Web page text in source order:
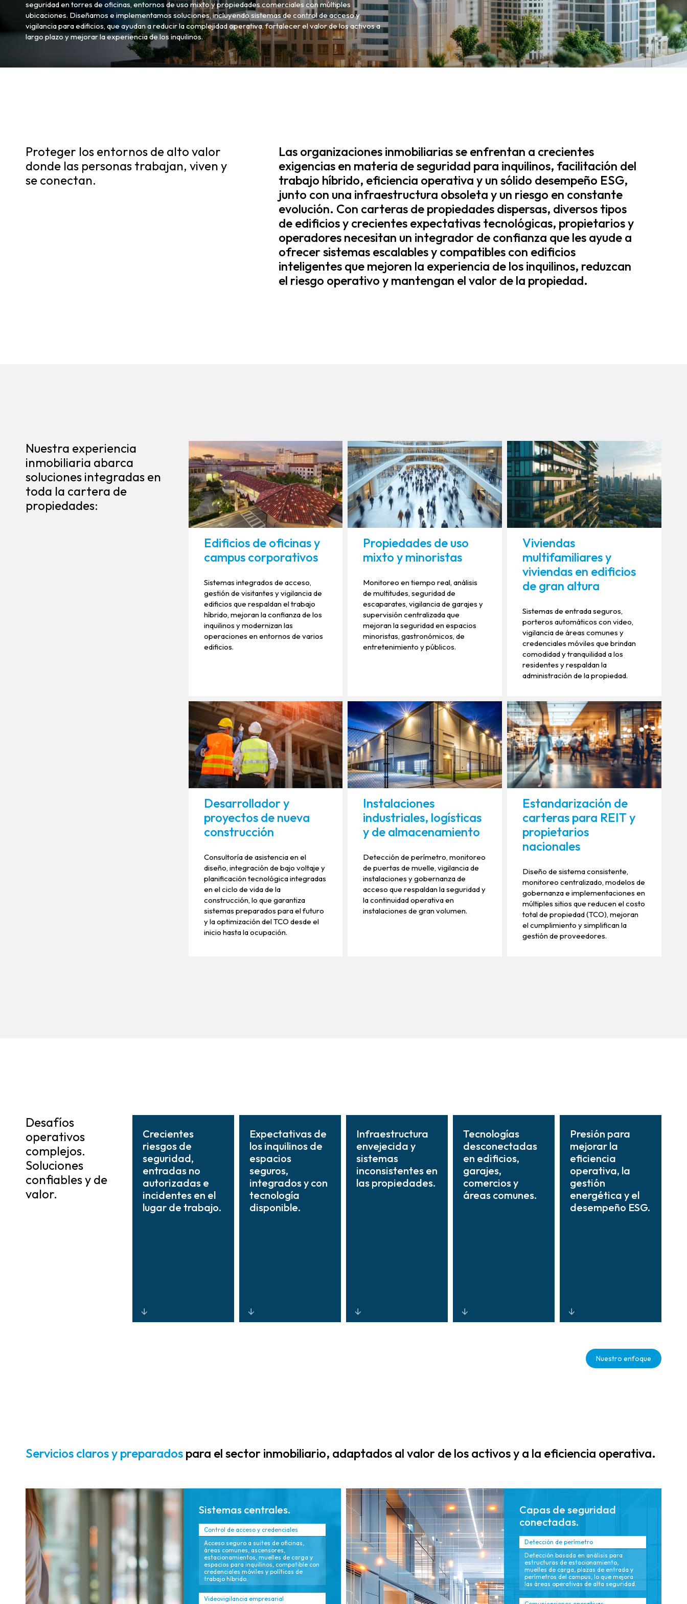
seguridad en torres de oficinas, entornos de uso mixto y propiedades comerciales con múltiples
ubicaciones. Diseñamos e implementamos soluciones, incluyendo sistemas de control de acceso y
vigilancia para edificios, que ayudan a reducir la complejidad operativa, fortalecer el valor de los activos a
largo plazo y mejorar la experiencia de los inquilinos.
Proteger los entornos de alto valor
donde las personas trabajan, viven y
se conectan.
Las organizaciones inmobiliarias se enfrentan a crecientes
exigencias en materia de seguridad para inquilinos, facilitación del
trabajo híbrido, eficiencia operativa y un sólido desempeño ESG,
junto con una infraestructura obsoleta y un riesgo en constante
evolución. Con carteras de propiedades dispersas, diversos tipos
de edificios y crecientes expectativas tecnológicas, propietarios y
operadores necesitan un integrador de confianza que les ayude a
ofrecer sistemas escalables y compatibles con edificios
inteligentes que mejoren la experiencia de los inquilinos, reduzcan
el riesgo operativo y mantengan el valor de la propiedad.
Nuestra experiencia
inmobiliaria abarca
soluciones integradas en
toda la cartera de
propiedades:
Edificios de oficinas y
campus corporativos
Sistemas integrados de acceso,
gestión de visitantes y vigilancia de
edificios que respaldan el trabajo
híbrido, mejoran la confianza de los
inquilinos y modernizan las
operaciones en entornos de varios
edificios.
Propiedades de uso
mixto y minoristas
Monitoreo en tiempo real, análisis
de multitudes, seguridad de
escaparates, vigilancia de garajes y
supervisión centralizada que
mejoran la seguridad en espacios
minoristas, gastronómicos, de
entretenimiento y públicos.
Viviendas
multifamiliares y
viviendas en edificios
de gran altura
Sistemas de entrada seguros,
porteros automáticos con video,
vigilancia de áreas comunes y
credenciales móviles que brindan
comodidad y tranquilidad a los
residentes y respaldan la
administración de la propiedad.
Desarrollador y
proyectos de nueva
construcción
Consultoría de asistencia en el
diseño, integración de bajo voltaje y
planificación tecnológica integradas
en el ciclo de vida de la
construcción, lo que garantiza
sistemas preparados para el futuro
y la optimización del TCO desde el
inicio hasta la ocupación.
Instalaciones
industriales, logísticas
y de almacenamiento
Detección de perímetro, monitoreo
de puertas de muelle, vigilancia de
instalaciones y gobernanza de
acceso que respaldan la seguridad y
la continuidad operativa en
instalaciones de gran volumen.
Estandarización de
carteras para REIT y
propietarios
nacionales
Diseño de sistema consistente,
monitoreo centralizado, modelos de
gobernanza e implementaciones en
múltiples sitios que reducen el costo
total de propiedad (TCO), mejoran
el cumplimiento y simplifican la
gestión de proveedores.
Desafíos
operativos
complejos.
Soluciones
confiables y de
valor.
Crecientes
riesgos de
seguridad,
entradas no
autorizadas e
incidentes en el
lugar de trabajo.
incidentes,
protegiendo la
inquilinos y la
reputación de la
marca.
Expectativas de
los inquilinos de
espacios
seguros,
integrados y con
tecnología
disponible.
mejoran la
impulsan las
ocupación.
Infraestructura
envejecida y
sistemas
inconsistentes en
las propiedades.
propiedad (TCO)
Tecnologías
desconectadas
en edificios,
garajes,
comercios y
áreas comunes.
ecosistema,
simplificando la
múltiples sitios.
Presión para
mejorar la
eficiencia
operativa, la
gestión
energética y el
desempeño ESG.
inteligente e
información
de trabajo
operativa de los
propiedad.
Nuestro enfoque
Servicios claros y preparados para el sector inmobiliario, adaptados al valor de los activos y a la eficiencia operativa.
Sistemas centrales.
Control de acceso y credenciales
Acceso seguro a suites de oficinas,
áreas comunes, ascensores,
estacionamientos, muelles de carga y
espacios para inquilinos, compatible con
credenciales móviles y políticas de
trabajo híbrido.
Videovigilancia empresarial
Capas de seguridad
conectadas.
Detección de perímetro
Detección basada en análisis para
estructuras de estacionamiento,
muelles de carga, plazas de entrada y
perímetros del campus, lo que mejora
las áreas operativas de alta seguridad.